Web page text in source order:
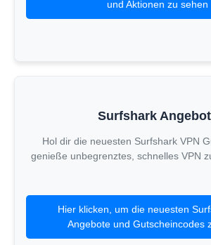
und Aktionen zu sehen
Surfshark
Hol dir die neuesten Surfshark VPN
genieße unbegrenztes, schnelles VPN
Hier klicken, um die neuesten
Angebote und Gutscheincodes